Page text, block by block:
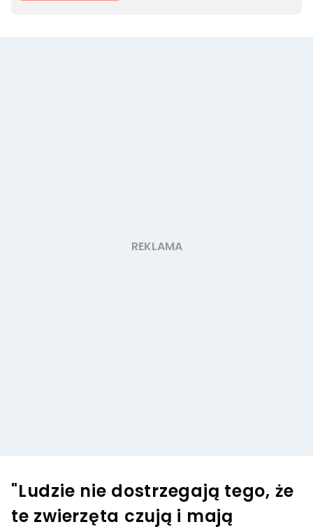
"Ludzie nie dostrzegają tego, że
te zwierzęta czują i mają